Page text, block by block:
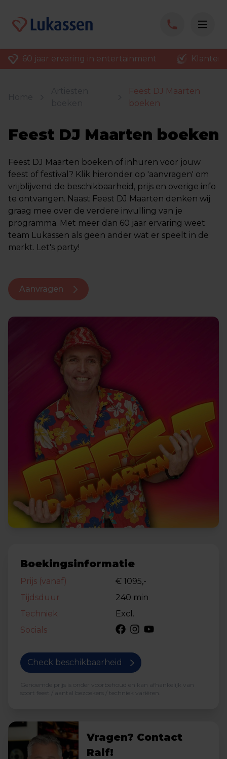
60 jaar ervaring in entertainment
Feest DJ Maarten
boeken
Feest DJ Maarten boeken
Feest DJ Maarten boeken of inhuren voor jouw
feest of festival? Klik hieronder op 'aanvragen' om
vrijblijvend de beschikbaarheid, prijs en overige info
te ontvangen. Naast Feest DJ Maarten denken wij
graag mee over de verdere invulling van je
programma. Met meer dan 60 jaar ervaring weet
team Lukassen als geen ander wat er speelt in de
markt. Let's party!
Aanvragen
Boekingsinformatie
Prijs (vanaf)
€ 1095,-
Tijdsduur
240 min
Techniek
Excl.
Socials
Check beschikbaarheid
Genoemde prijs is onder voorbehoud en kan afhankelijk van
soort feest / aantal bezoekers / techniek variëren.
Vragen? Contact
Ralf!